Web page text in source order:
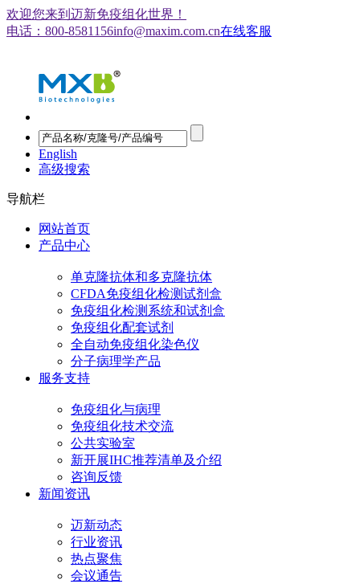
欢迎您来到迈新免疫组化世界！
电话：800-8581156info@maxim.com.cn在线客服
English
高级搜索
导航栏
网站首页
产品中心
单克隆抗体和多克隆抗体
CFDA免疫组化检测试剂盒
免疫组化检测系统和试剂盒
免疫组化配套试剂
全自动免疫组化染色仪
分子病理学产品
服务支持
免疫组化与病理
免疫组化技术交流
公共实验室
新开展IHC推荐清单及介绍
咨询反馈
新闻资讯
迈新动态
行业资讯
热点聚焦
会议通告